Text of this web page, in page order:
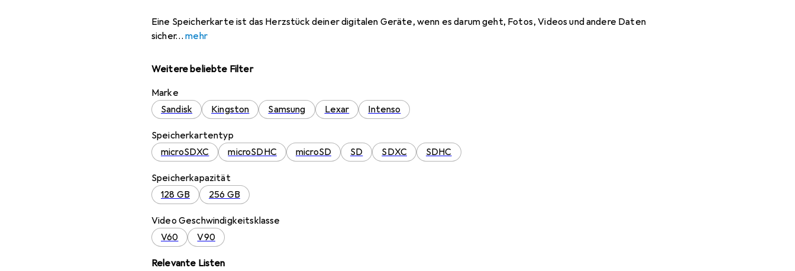
Eine Speicherkarte ist das Herzstück deiner digitalen Geräte, wenn es darum geht, Fotos, Videos und andere Daten
sicher
mehr
Weitere beliebte Filter
Marke
Sandisk
Kingston Samsung Lexar Intenso
Speicherkartentyp
microSDXC
microSDHC microSD SD SDXC SDHC
Speicherkapazität
128 GB
256 GB
Video Geschwindigkeitsklasse
V60
V90
Relevante Listen